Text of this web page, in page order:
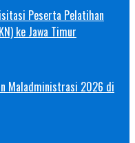
Peserta Pelatihan
ke Jawa Timur
Maladministrasi 2026 di